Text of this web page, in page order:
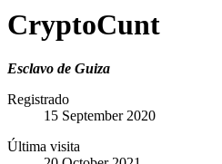
CryptoCunt
Esclavo de Guiza
Registrado
15 September 2020
Última visita